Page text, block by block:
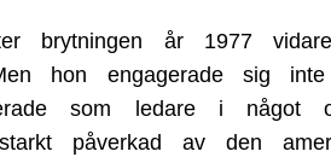
brytningen år 1977
hon engagerade sig
som ledare i något
påverkad av den